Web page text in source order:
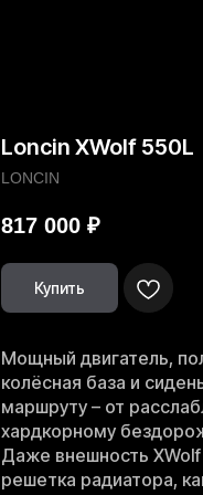
Loncin XWolf 550L
LONCIN
817 000 ₽
Купить
Мощный двигатель,
колёсная база и
маршруту – от
хардкорному
Даже внешность XWolf
решетка радиатора,